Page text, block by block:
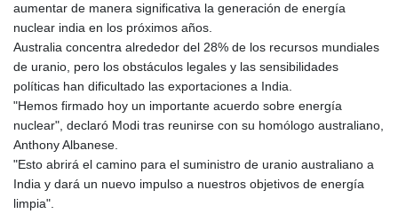
HKD 9.067746
HNL 30.895616
HRK 7.536622
HTG 150.718127
HUF 363.096405
IDR 20580.370421
ILS 3.468234
INR 110.076256
IQD 1509.981237
aumentar de manera significativa la generación de energía
nuclear india en los próximos años.
Australia concentra alrededor del 28% de los recursos mundiales
de uranio, pero los obstáculos legales y las sensibilidades
políticas han dificultado las exportaciones a India.
"Hemos firmado hoy un importante acuerdo sobre energía
nuclear", declaró Modi tras reunirse con su homólogo australiano,
Anthony Albanese.
"Esto abrirá el camino para el suministro de uranio australiano a
India y dará un nuevo impulso a nuestros objetivos de energía
limpia".